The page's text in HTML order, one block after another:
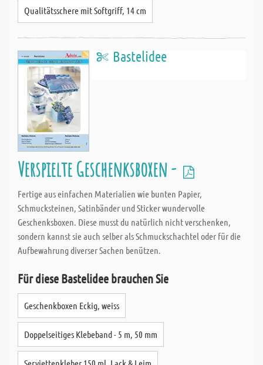
Qualitätsschere mit Softgriff, 14 cm
Bastelidee
Verspielte Geschenksboxen -
Fertige aus einfachen Materialien wie bunten Papier,
Schmucksteinen, Satinbänder und Sticker wundervolle
Geschenksboxen. Diese musst du natürlich nicht verschenken,
sondern kannst sie auch selber als Schmuckschachtel oder für die
Aufbewahrung diverser Sachen benützen.
Für diese Bastelidee brauchen Sie
Geschenkboxen Eckig, weiss
Doppelseitiges Klebeband - 5 m, 50 mm